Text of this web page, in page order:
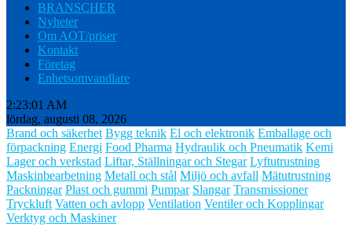
BRANSCHER
Nyheter
Om AOT/priser
Kontakt
Företag
Enhetsomvandlare
2:23:02 AM
lördag, augusti 08, 2026
Brand och säkerhet Bygg teknik El och elektronik Emballage och
förpackning Energi Food Pharma Hydraulik och Pneumatik Kemi
Lager och verkstad Liftar, Ställningar och Stegar Lyftutrustning
Maskinbearbetning Metall och stål Miljö och avfall Mätutrustning
Packningar Plast och gummi Pumpar Slangar Transmissioner
Tryckluft Vatten och avlopp Ventilation Ventiler och Kopplingar
Verktyg och Maskiner